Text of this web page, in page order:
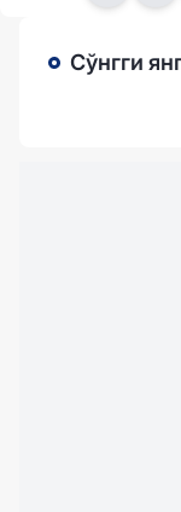
Сўнгги